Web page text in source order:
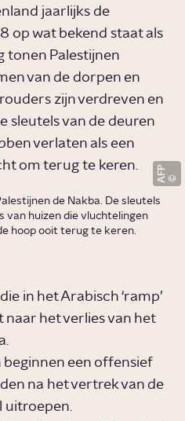
jaarlijks de
op wat bekend staat als
tonen Palestijnen
van de dorpen en
zijn verdreven en
sleutels van de deuren
verlaten als een
om terug te keren.
AFP
de Nakba. De sleutels
van huizen die vluchtelingen
hoop ooit terug te keren.
in het Arabisch ‘ramp’
naar het verlies van het
een offensief
na het vertrek van de
uitroepen.